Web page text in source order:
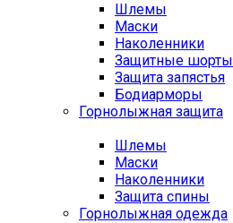
Шлемы
Маски
Наколенники
Защитные шорты
Защита запястья
Бодиарморы
Горнолыжная защита
Шлемы
Маски
Наколенники
Защита спины
Горнолыжная одежда